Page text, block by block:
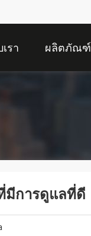
รา ผลิตภัณฑ์
มีการดูแลที่ดี